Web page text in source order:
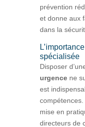
prévention
et donne aux
dans la
spécialisée
Disposer
urgencene
est
mise en
directeurs de